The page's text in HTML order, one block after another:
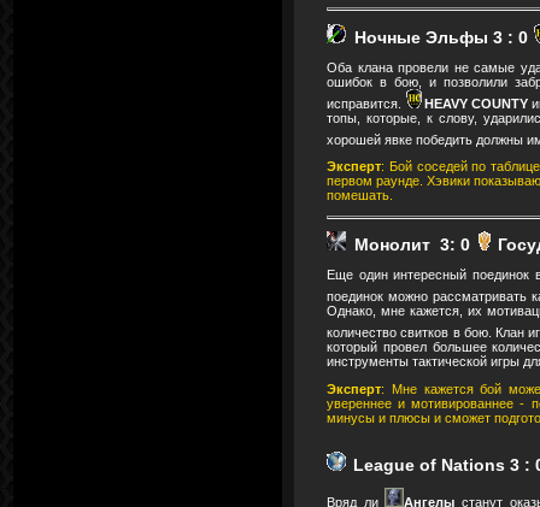
Ночные Эльфы 3 : 0
Оба клана провели не самые
ошибок в бою, и позволили
исправится.
HEAVY COUNTY
топы, которые, к слову,
хорошей явке победить должны
Эксперт: Бой соседей по
первом раунде. Хэвики
помешать.
Монолит 3: 0
Еще один интересный поединок
поединок можно рассматривать
Однако, мне кажется, их
количество свитков в бою. Клан
который провел большее
инструменты тактической игры
Эксперт: Мне кажется бой
увереннее и мотивированнее -
минусы и плюсы и сможет
League of Nations 3 :
Вряд ли Ангелыстанут